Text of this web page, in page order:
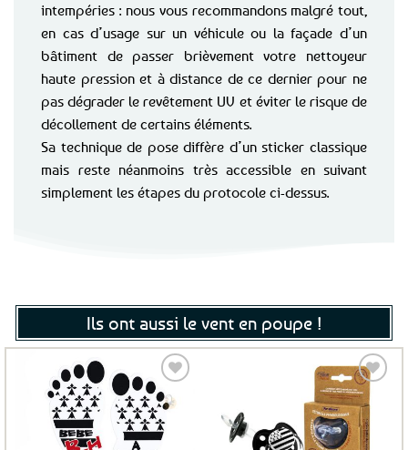
intempéries : nous vous recommandons malgré tout,
en cas d’usage sur un véhicule ou la façade d’un
bâtiment de passer brièvement votre nettoyeur
haute pression et à distance de ce dernier pour ne
pas dégrader le revêtement UV et éviter le risque de
décollement de certains éléments.
Sa technique de pose diffère d’un sticker classique
mais reste néanmoins très accessible en suivant
simplement les étapes du protocole ci-dessus.
Ils ont aussi le vent en poupe !
Ajouter
aux
Ajouter
aux